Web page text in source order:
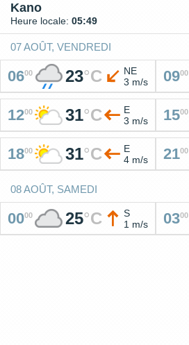
Kano
Heure locale: 05:49
07 AOÛT, VENDREDI
0600 23°C
NE
3 m/s
0900
1200 31°C
E
3 m/s
1500
1800 31°C
E
4 m/s
2100
08 AOÛT, SAMEDI
0000 25°C
S
1 m/s
0300